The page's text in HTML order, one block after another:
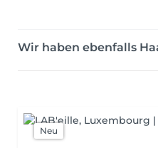
Wir haben ebenfalls
Neu